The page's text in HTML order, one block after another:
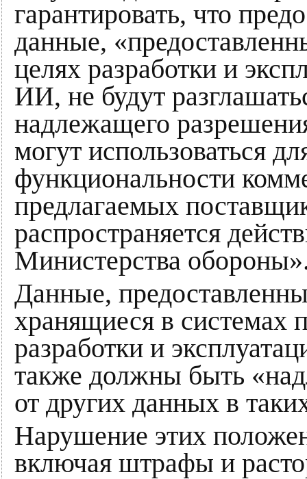
гарантировать, что
данные,
целях разработки и
ИИ, не будут
надлежащего
могут использоваться
функциональности
предлагаемых
распространяется
Министерства
Данные,
хранящиеся в системах
разработки и
также должны быть
от других данных в
Нарушение этих
включая штрафы и